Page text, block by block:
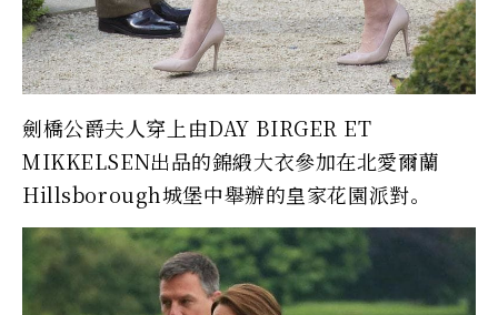
劍橋公爵夫人穿上由DAY BIRGER ET
MIKKELSEN出品的錦緞大衣參加在北愛爾蘭
Hillsborough城堡中舉辦的皇家花園派對。